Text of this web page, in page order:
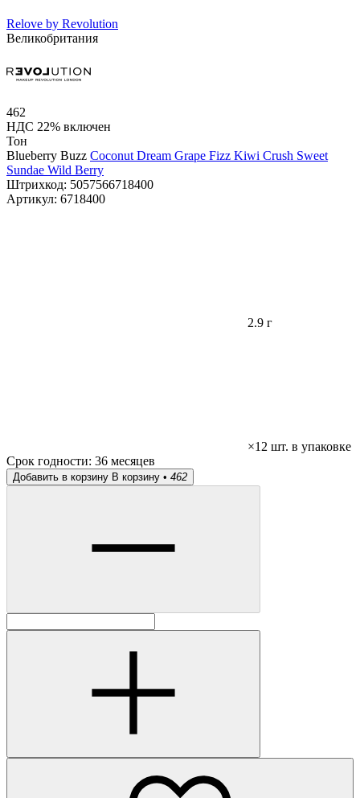
Relove by Revolution
Великобритания
462
НДС 22% включен
Тон
Blueberry Buzz Coconut Dream Grape Fizz Kiwi Crush Sweet
Sundae Wild Berry
Штрихкод: 5057566718400
Артикул: 6718400
2.9 г
×12 шт. в упаковке
Срок годности: 36 месяцев
Добавить в корзину В корзину • 462